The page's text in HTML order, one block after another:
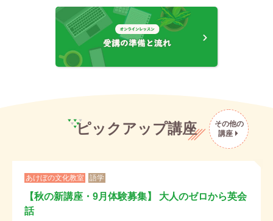
ピックアップ講座
その他の
講座
あけぼの文化教室 語学
【秋の新講座・9月体験募集】 大人のゼロから英会
話